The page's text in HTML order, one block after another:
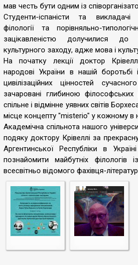
мав честь бути одним із
Студенти-іспаністи та
філології та порівняльно-
зацікавленістю долучилися до
культурного заходу, адже мова і
На початку лекції доктор
народові України в нашій
цивілізаційних цінностей
зачаровані глибиною
спільне і відмінне уявних світів
місце концепту "misterio" у кожному в
Академічна спільнота нашого
подяку доктору Крівеллі за
Аргентинської Республіки в
познайомити майбутніх філологів
всесвітньо відомого фахівця-